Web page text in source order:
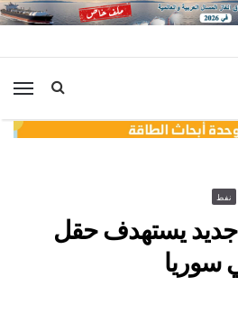
نفط
يستهدف حقل
سوريا